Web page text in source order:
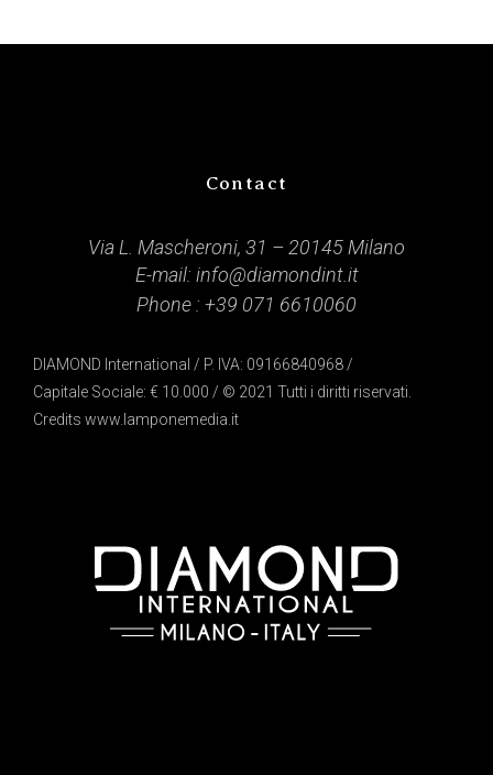
Contact
Via L. Mascheroni, 31 – 20145 Milano
E-mail: info@diamondint.it
Phone : +39 071 6610060
DIAMOND International / P. IVA: 09166840968 /
Capitale Sociale: € 10.000 / © 2021 Tutti i diritti riservati.
Credits www.lamponemedia.it